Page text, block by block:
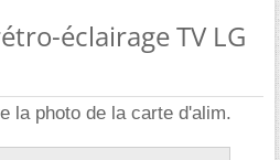
éclairage TV LG
la photo de la carte d'alim.